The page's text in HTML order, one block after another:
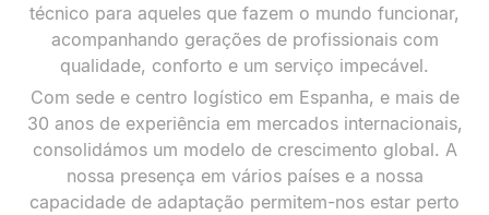
técnico para aqueles que fazem o mundo funcionar,
acompanhando gerações de profissionais com
qualidade, conforto e um serviço impecável.
Com sede e centro logístico em Espanha, e mais de
30 anos de experiência em mercados internacionais,
consolidámos um modelo de crescimento global. A
nossa presença em vários países e a nossa
capacidade de adaptação permitem-nos estar perto